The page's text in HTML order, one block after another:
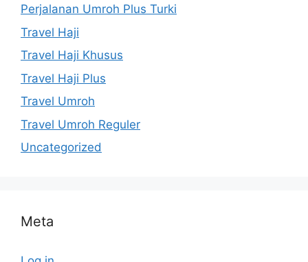
Perjalanan Umroh Plus Turki
Travel Haji
Travel Haji Khusus
Travel Haji Plus
Travel Umroh
Travel Umroh Reguler
Uncategorized
Meta